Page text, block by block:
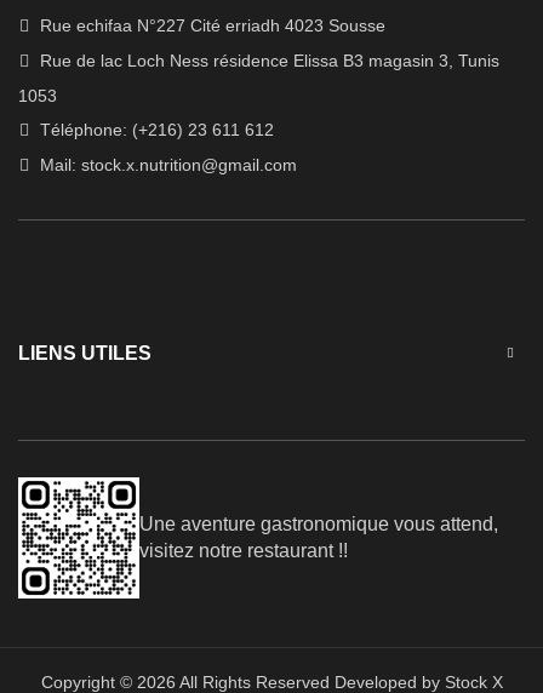
Rue echifaa N°227 Cité erriadh 4023 Sousse
Rue de lac Loch Ness résidence Elissa B3 magasin 3, Tunis
1053
Téléphone: (+216) 23 611 612
Mail: stock.x.nutrition@gmail.com
LIENS UTILES
Une aventure gastronomique vous attend,
visitez notre restaurant !!
Copyright © 2026 All Rights Reserved Developed by Stock X